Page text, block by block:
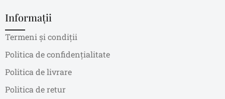
Informații
Termeni și condiții
Politica de confidențialitate
Politica de livrare
Politica de retur